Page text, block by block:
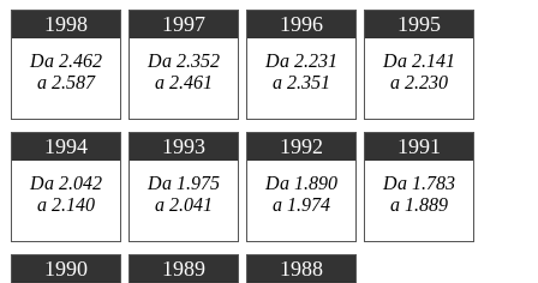
1998
Da 2.462
a 2.587
1997
Da 2.352
a 2.461
1996
Da 2.231
a 2.351
1995
Da 2.141
a 2.230
1994
Da 2.042
a 2.140
1993
Da 1.975
a 2.041
1992
Da 1.890
a 1.974
1991
Da 1.783
a 1.889
1990 1989 1988